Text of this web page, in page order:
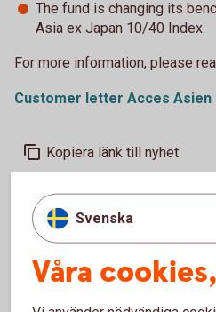
The fund is changing its
Asia ex Japan 10/40 Index.
For more information, please
Customer letter Acces Asien
Kopiera länk till nyhet
Svenska
Våra